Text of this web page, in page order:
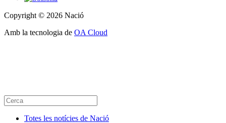
Copyright © 2026 Nació
Amb la tecnologia de OA Cloud
Totes les notícies de Nació